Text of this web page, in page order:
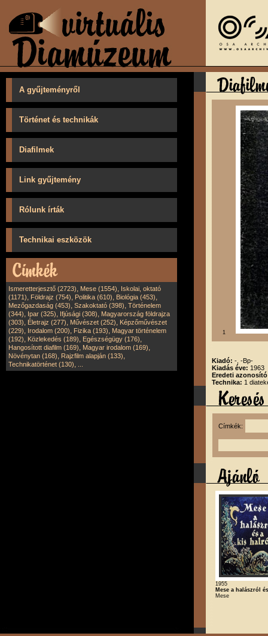
A gyűjteményről
Történet és technikák
Diafilmek
Link gyűjtemény
Rólunk írták
Technikai eszközök
Ismeretterjesztő (2723), Mese (1554), Iskolai, oktató
(1171), Földrajz (754), Politika (610), Biológia (453),
Mezőgazdaság (453), Szakoktató (398), Történelem
(344), Ipar (325), Ifjúsági (308), Magyarország földrajza
(303), Életrajz (277), Művészet (252), Képzőművészet
(229), Irodalom (200), Fizika (193), Magyar történelem
(192), Közlekedés (189), Egészségügy (176),
Hangosított diafilm (169), Magyar irodalom (169),
Növénytan (168), Rajzfilm alapján (133),
Technikatörténet (130),
1
Kiadó: -, -Bp-
Kiadás éve: 1963
Eredeti
Technika: 1
Címkék:
1955
Mese a halászról
Mese